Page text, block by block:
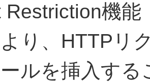
Restriction機
り、HTTPリ
ルを挿入する